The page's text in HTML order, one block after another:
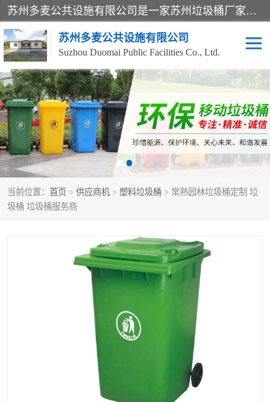
苏州多麦公共设施有限公司是一家苏州垃圾桶厂家，主营：塑料垃圾桶、分类果皮箱、户外园林椅、保安岗亭等产品厂家。全国统一热线电话：17105580222。公司组建完善的团队。设计人员，能根据客户要求，提供适合的设计方案，来满足客户的需求。
苏州多麦公共设施有限公司
Suzhou Duomai Public Facilities Co., Ltd.
当前位置： 首页 > 供应商机 > 塑料垃圾桶 > 常熟园林垃圾桶定制 垃
圾桶 垃圾桶服务商
办公室脚踩垃圾桶 保安岗亭
分类果皮箱 公园椅
垃圾分类房 塑料垃圾桶
防疫岗亭 吸烟岗亭